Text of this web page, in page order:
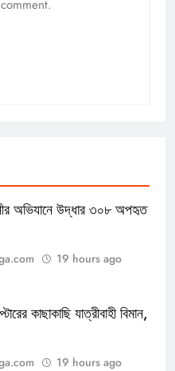
অভিযানে উদ্ধার ৩০৮ অপহৃত
19 hours ago
কাছাকাছি যাত্রীবাহী বিমান,
19 hours ago